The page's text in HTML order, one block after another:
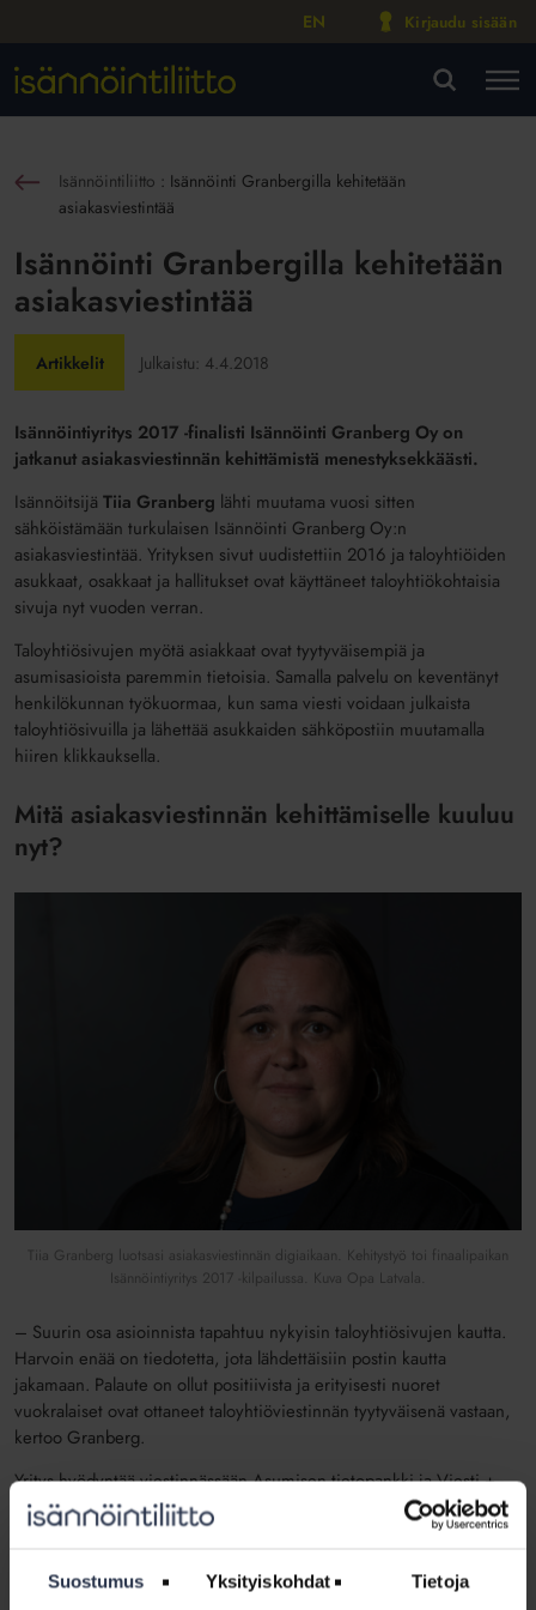
Suostumus Yksityiskohdat Tietoja
EN Kirjaudu sisään
Isännöintiliitto : Isännöinti Granbergilla kehitetään
asiakasviestintää
Isännöinti Granbergilla kehitetään
asiakasviestintää
Artikkelit Julkaistu: 4.4.2018
Isännöintiyritys 2017 -finalisti Isännöinti Granberg Oy on
jatkanut asiakasviestinnän kehittämistä menestyksekkäästi.
IsännöitsijäTiia Granberg lähti muutama vuosi sitten
sähköistämään turkulaisen Isännöinti Granberg Oy:n
asiakasviestintää. Yrityksen sivut uudistettiin 2016 ja taloyhtiöiden
asukkaat, osakkaat ja hallitukset ovat käyttäneet taloyhtiökohtaisia
sivuja nyt vuoden verran.
Taloyhtiösivujen myötä asiakkaat ovat tyytyväisempiä ja
asumisasioista paremmin tietoisia. Samalla palvelu on keventänyt
henkilökunnan työkuormaa, kun sama viesti voidaan julkaista
taloyhtiösivuilla ja lähettää asukkaiden sähköpostiin muutamalla
hiiren klikkauksella.
Mitä asiakasviestinnän kehittämiselle kuuluu
nyt?
Tiia Granberg luotsasi asiakasviestinnän digiaikaan. Kehitystyö toi finaalipaikan
Isännöintiyritys 2017 -kilpailussa. Kuva Opa Latvala.
– Suurin osa asioinnista tapahtuu nykyisin taloyhtiösivujen kautta.
Harvoin enää on tiedotetta, jota lähdettäisiin postin kautta
jakamaan. Palaute on ollut positiivista ja erityisesti nuoret
vuokralaiset ovat ottaneet taloyhtiöviestinnän tyytyväisenä vastaan,
kertoo Granberg.
Yritys hyödyntää viestinnässään Asumisen tietopankki ja Viesti + -
palveluja, joiden kautta asukasviestintään saadaan Isännöintiliiton
materiaaleja.
– Viesti+ on ihan ehdoton plussa! Mitä vähemmän täytyy itse